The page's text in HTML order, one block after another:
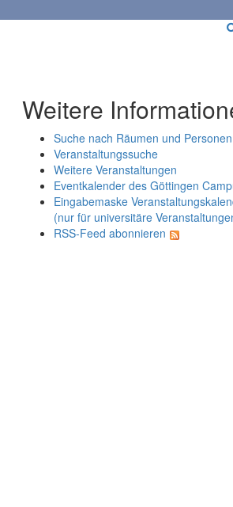
Weitere
Suche nach Räumen und Personen
Veranstaltungssuche
Weitere Veranstaltungen
Eventkalender des Göttingen
Eingabemaske
(nur für universitäre
RSS-Feed abonnieren